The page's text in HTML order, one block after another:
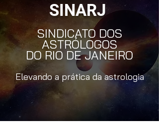
SINARJ
SINDICATO DOS
ASTRÓLOGOS
DO RIO DE JANEIRO
Elevando a prática da astrologia